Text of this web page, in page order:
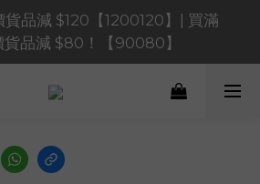
貨品減 $120【1200120】| 買滿
品減 $80！【90080】
貨品減 $120【1200120】| 買滿
品減 $80！【90080】
減 $40【60040】| 買滿 $400 正
SHOPLINE Payments FPS將於
）凌晨 01:00 至 11:00 暫停交易